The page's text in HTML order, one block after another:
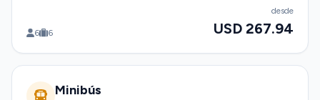
6 6
desde
USD 267.94
Minibús